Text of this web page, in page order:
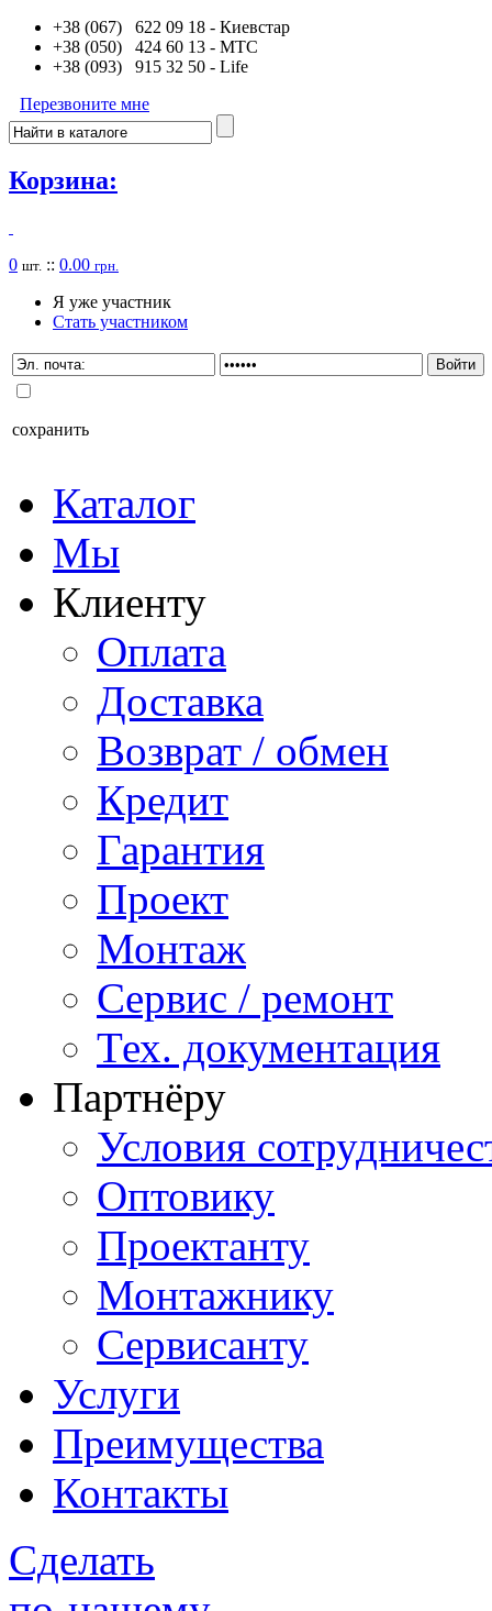
+38 (067) 622 09 18 - Киевстар
+38 (050) 424 60 13 - MTC
+38 (093) 915 32 50 - Life
Перезвоните мне
Корзина:
0 шт. :: 0.00 грн.
Я уже участник
Стать участником
сохранить
Каталог
Мы
Клиенту
Оплата
Доставка
Возврат / обмен
Кредит
Гарантия
Проект
Монтаж
Сервис / ремонт
Тех. документация
Партнёру
Условия
Оптовику
Проектанту
Монтажнику
Сервисанту
Услуги
Преимущества
Контакты
Сделать